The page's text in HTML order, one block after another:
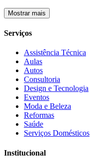
Mostrar mais
Serviços
Assistência Técnica
Aulas
Autos
Consultoria
Design e Tecnologia
Eventos
Moda e Beleza
Reformas
Saúde
Serviços Domésticos
Institucional